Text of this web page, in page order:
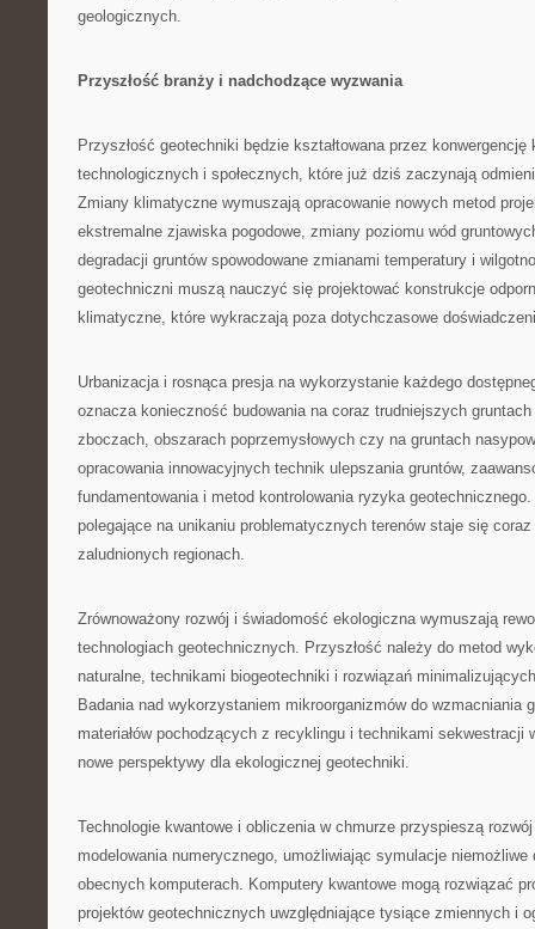
geologicznych.
Przyszłość branży i nadchodzące wyzwania
Przyszłość geotechniki będzie kształtowana przez konwergencję
technologicznych i społecznych, które już dziś zaczynają
Zmiany klimatyczne wymuszają opracowanie nowych metod
ekstremalne zjawiska pogodowe, zmiany poziomu wód
degradacji gruntów spowodowane zmianami temperatury i
geotechniczni muszą nauczyć się projektować konstrukcje
klimatyczne, które wykraczają poza dotychczasowe
Urbanizacja i rosnąca presja na wykorzystanie każdego
oznacza konieczność budowania na coraz trudniejszych
zboczach, obszarach poprzemysłowych czy na gruntach
opracowania innowacyjnych technik ulepszania gruntów,
fundamentowania i metod kontrolowania ryzyka
polegające na unikaniu problematycznych terenów staje się
zaludnionych regionach.
Zrównoważony rozwój i świadomość ekologiczna wymuszają
technologiach geotechnicznych. Przyszłość należy do metod
naturalne, technikami biogeotechniki i rozwiązań
Badania nad wykorzystaniem mikroorganizmów do wzmacniania
materiałów pochodzących z recyklingu i technikami sekwestracji
nowe perspektywy dla ekologicznej geotechniki.
Technologie kwantowe i obliczenia w chmurze przyspieszą
modelowania numerycznego, umożliwiając symulacje niemożliwe
obecnych komputerach. Komputery kwantowe mogą rozwiązać
projektów geotechnicznych uwzględniające tysiące zmiennych i